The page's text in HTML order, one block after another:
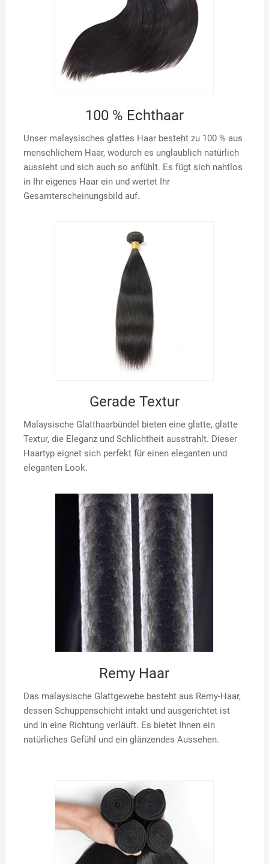
100 % Echthaar
Unser malaysisches glattes Haar besteht zu 100 % aus
menschlichem Haar, wodurch es unglaublich natürlich
aussieht und sich auch so anfühlt. Es fügt sich nahtlos
in Ihr eigenes Haar ein und wertet Ihr
Gesamterscheinungsbild auf.
Gerade Textur
Malaysische Glatthaarbündel bieten eine glatte, glatte
Textur, die Eleganz und Schlichtheit ausstrahlt. Dieser
Haartyp eignet sich perfekt für einen eleganten und
eleganten Look.
Remy Haar
Das malaysische Glattgewebe besteht aus Remy-Haar,
dessen Schuppenschicht intakt und ausgerichtet ist
und in eine Richtung verläuft. Es bietet Ihnen ein
natürliches Gefühl und ein glänzendes Aussehen.